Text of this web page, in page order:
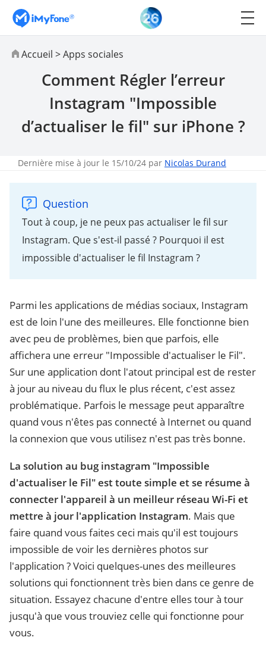
Accueil >Apps sociales
Comment Régler l’erreur
Instagram "Impossible
d’actualiser le fil" sur iPhone ?
Dernière mise à jour le 15/10/24 par Nicolas Durand
Question
Tout à coup, je ne peux pas actualiser le fil sur
Instagram. Que s'est-il passé ? Pourquoi il est
impossible d'actualiser le fil Instagram ?
Parmi les applications de médias sociaux, Instagram
est de loin l'une des meilleures. Elle fonctionne bien
avec peu de problèmes, bien que parfois, elle
affichera une erreur "Impossible d'actualiser le Fil".
Sur une application dont l'atout principal est de rester
à jour au niveau du flux le plus récent, c'est assez
problématique. Parfois le message peut apparaître
quand vous n'êtes pas connecté à Internet ou quand
la connexion que vous utilisez n'est pas très bonne.
La solution au bug instagram "Impossible
d'actualiser le Fil" est toute simple et se résume à
connecter l'appareil à un meilleur réseau Wi-Fi et
mettre à jour l'application Instagram. Mais que
faire quand vous faites ceci mais qu'il est toujours
impossible de voir les dernières photos sur
l'application ? Voici quelques-unes des meilleures
solutions qui fonctionnent très bien dans ce genre de
situation. Essayez chacune d'entre elles tour à tour
jusqu'à que vous trouviez celle qui fonctionne pour
vous.